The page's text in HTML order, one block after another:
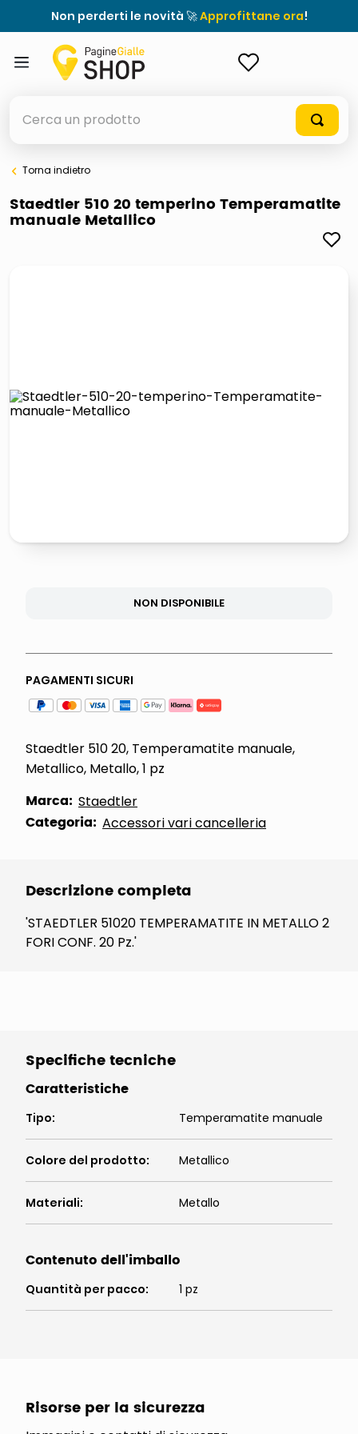
Non perderti le novità 🚀Approfittane ora!
elenchi telefonici
orologio parete
lucidatrice pavimenti
Torna indietro
Staedtler 510 20 temperino Temperamatite
manuale Metallico
NON DISPONIBILE
PAGAMENTI SICURI
Staedtler 510 20, Temperamatite manuale,
Metallico, Metallo, 1 pz
Marca: Staedtler
Categoria: Accessori vari cancelleria
Descrizione completa
'STAEDTLER 51020 TEMPERAMATITE IN METALLO 2
FORI CONF. 20 Pz.'
Specifiche tecniche
Caratteristiche
Tipo: Temperamatite manuale
Colore del prodotto: Metallico
Materiali: Metallo
Contenuto dell'imballo
Quantità per pacco: 1 pz
Risorse per la sicurezza